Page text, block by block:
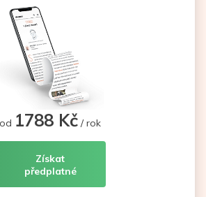
od 1788 Kč / rok
Získat
předplatné